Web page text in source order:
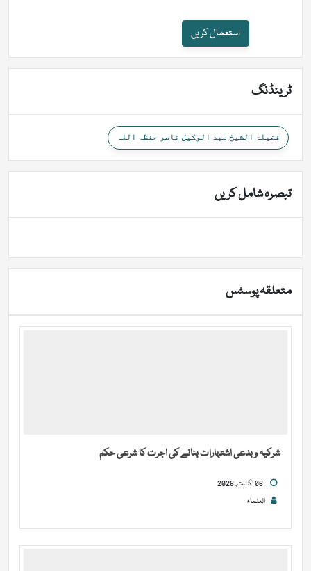
استعمال کریں
ٹرینڈنگ
فضیلۃ الشیخ عبد الوکیل ناصر حفظہ اللہ
تبصرہ شامل کریں
متعلقہ پوسٹس
شرکیہ و بدعی اشتہارات بنانے کی اجرت کا شرعی حکم
العلماء